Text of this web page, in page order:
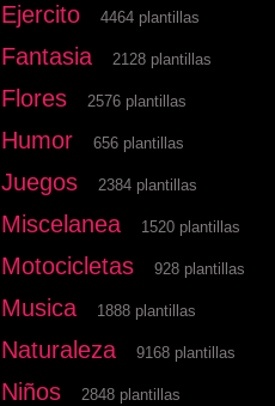
Ejercito 4464 plantillas
Fantasia 2128 plantillas
Flores 2576 plantillas
Humor 656 plantillas
Juegos 2384 plantillas
Miscelanea 1520 plantillas
Motocicletas 928 plantillas
Musica 1888 plantillas
Naturaleza 9168 plantillas
Niños 2848 plantillas